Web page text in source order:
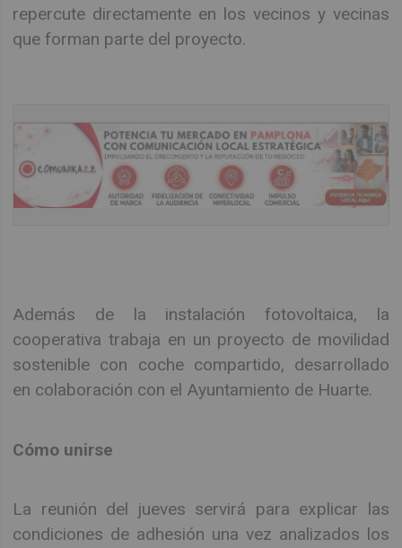
repercute directamente en los vecinos y vecinas
que forman parte del proyecto.
Además de la instalación fotovoltaica, la
cooperativa trabaja en un proyecto de movilidad
sostenible con coche compartido, desarrollado
en colaboración con el Ayuntamiento de Huarte.
Cómo unirse
La reunión del jueves servirá para explicar las
condiciones de adhesión una vez analizados los